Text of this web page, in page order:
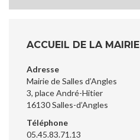
l’article
ACCUEIL DE LA MAIRIE
Adresse
Mairie de Salles d’Angles
3, place André-Hitier
16130 Salles-d’Angles
Téléphone
05.45.83.71.13